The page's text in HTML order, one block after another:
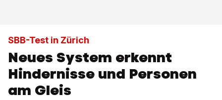
SBB-Test in Zürich
Neues System erkennt
Hindernisse und Personen
am Gleis